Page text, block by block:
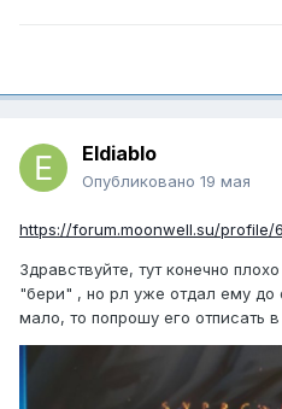
Eldiablo
Опубликовано 19 мая
https://forum.moonwell.su/profile/
Здравствуйте, тут конечно
"бери" , но рл уже отдал ему до
мало, то попрошу его отписать